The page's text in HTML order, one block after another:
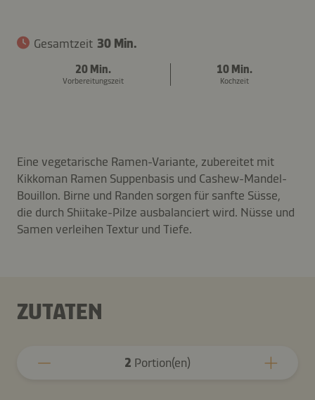
Gesamtzeit 30 Min.
20 Min.
Vorbereitungszeit
10 Min.
Kochzeit
Eine vegetarische Ramen-Variante, zubereitet mit
Kikkoman Ramen Suppenbasis und Cashew-Mandel-
Bouillon. Birne und Randen sorgen für sanfte Süsse,
die durch Shiitake-Pilze ausbalanciert wird. Nüsse und
Samen verleihen Textur und Tiefe.
ZUTATEN
2 Portion(en)